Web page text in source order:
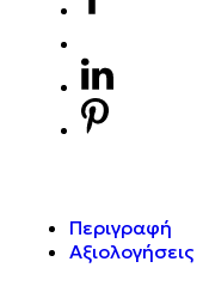
Περιγραφή
Αξιολογήσεις